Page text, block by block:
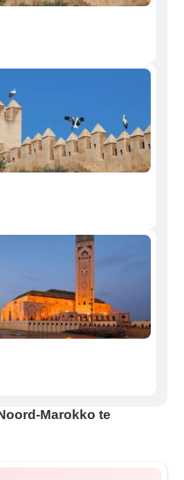
Marokko te